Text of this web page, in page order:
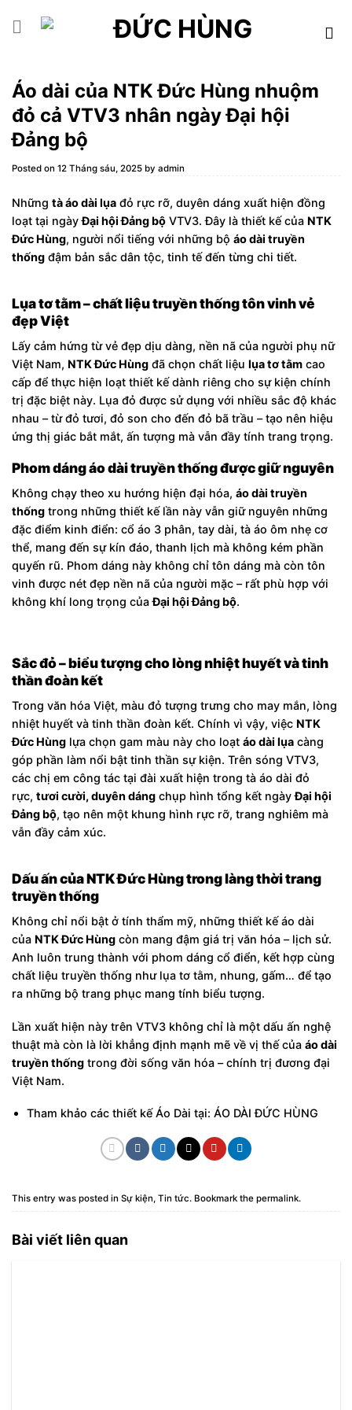
Áo dài của NTK Đức Hùng nhuộm
đỏ cả VTV3 nhân ngày Đại hội
Đảng bộ
Posted on 12 Tháng sáu, 2025 by admin
Những tà áo dài lụa đỏ rực rỡ, duyên dáng xuất hiện đồng
loạt tại ngàyĐại hội Đảng bộ VTV3. Đây là thiết kế của NTK
Đức Hùng, người nổi tiếng với những bộ áo dài truyền
thống đậm bản sắc dân tộc, tinh tế đến từng chi tiết.
Lụa tơ tằm – chất liệu truyền thống tôn vinh vẻ
đẹp Việt
Lấy cảm hứng từ vẻ đẹp dịu dàng, nền nã của người phụ nữ
Việt Nam, NTK Đức Hùng đã chọn chất liệu lụa tơ tằm cao
cấp để thực hiện loạt thiết kế dành riêng cho sự kiện chính
trị đặc biệt này. Lụa đỏ được sử dụng với nhiều sắc độ khác
nhau – từ đỏ tươi, đỏ son cho đến đỏ bã trầu – tạo nên hiệu
ứng thị giác bắt mắt, ấn tượng mà vẫn đầy tính trang trọng.
Phom dáng áo dài truyền thống được giữ nguyên
Không chạy theo xu hướng hiện đại hóa, áo dài truyền
thống trong những thiết kế lần này vẫn giữ nguyên những
đặc điểm kinh điển: cổ áo 3 phân, tay dài, tà áo ôm nhẹ cơ
thể, mang đến sự kín đáo, thanh lịch mà không kém phần
quyến rũ. Phom dáng này không chỉ tôn dáng mà còn tôn
vinh được nét đẹp nền nã của người mặc – rất phù hợp với
không khí long trọng củaĐại hội Đảng bộ.
Sắc đỏ – biểu tượng cho lòng nhiệt huyết và tinh
thần đoàn kết
Trong văn hóa Việt, màu đỏ tượng trưng cho may mắn, lòng
nhiệt huyết và tinh thần đoàn kết. Chính vì vậy, việc NTK
Đức Hùng lựa chọn gam màu này cho loạt áo dài lụa càng
góp phần làm nổi bật tinh thần sự kiện. Trên sóng VTV3,
các chị em công tác tại đài xuất hiện trong tà áo dài đỏ
rực, tươi cười, duyên dáng chụp hình tổng kết ngàyĐại hội
Đảng bộ, tạo nên một khung hình rực rỡ, trang nghiêm mà
vẫn đầy cảm xúc.
Dấu ấn của NTK Đức Hùng trong làng thời trang
truyền thống
Không chỉ nổi bật ở tính thẩm mỹ, những thiết kế áo dài
của NTK Đức Hùng còn mang đậm giá trị văn hóa – lịch sử.
Anh luôn trung thành với phom dáng cổ điển, kết hợp cùng
chất liệu truyền thống như lụa tơ tằm, nhung, gấm… để tạo
ra những bộ trang phục mang tính biểu tượng.
Lần xuất hiện này trên VTV3 không chỉ là một dấu ấn nghệ
thuật mà còn là lời khẳng định mạnh mẽ về vị thế của áo dài
truyền thống trong đời sống văn hóa – chính trị đương đại
Việt Nam.
Tham khảo các thiết kế Áo Dài tại: ÁO DÀI ĐỨC HÙNG
This entry was posted in Sự kiện, Tin tức. Bookmark the permalink.
Bài viết liên quan